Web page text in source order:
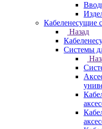
Кабеленесущие
Назад
Системы